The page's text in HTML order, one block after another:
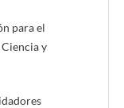
para el
y